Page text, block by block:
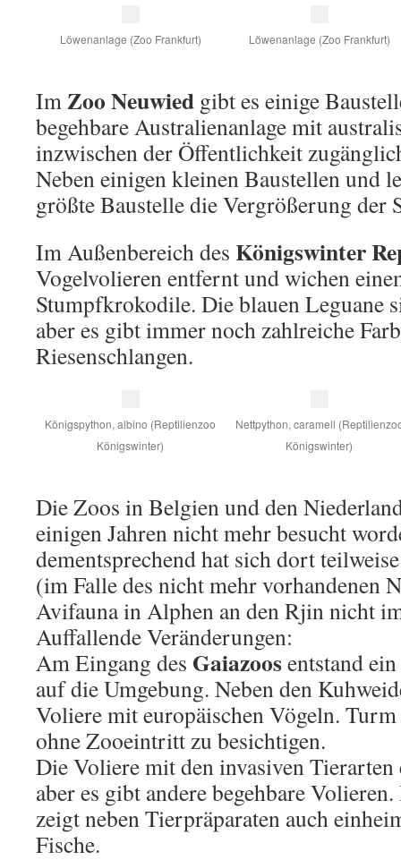
Löwenanlage (Zoo Frankfurt) Löwenanlage (Zoo Frankfurt)
ImZoo Neuwied gibt es einige
begehbare Australienanlage mit
inzwischen der Öffentlichkeit
Neben einigen kleinen Baustellen und
größte Baustelle die Vergrößerung der
Im Außenbereich des Königswinter
Vogelvolieren entfernt und wichen
Stumpfkrokodile. Die blauen Leguane
aber es gibt immer noch zahlreiche
Riesenschlangen.
Königspython, albino (Reptilienzoo
Königswinter)
Nettpython, caramell
Königswinter)
Die Zoos in Belgien und den
einigen Jahren nicht mehr besucht
dementsprechend hat sich dort
(im Falle des nicht mehr vorhandenen
Avifauna in Alphen an den Rjin nicht
Auffallende Veränderungen:
Am Eingang des Gaiazoosentstand
auf die Umgebung. Neben den
Voliere mit europäischen Vögeln.
ohne Zooeintritt zu besichtigen.
Die Voliere mit den invasiven
aber es gibt andere begehbare
zeigt neben Tierpräparaten auch
Fische.